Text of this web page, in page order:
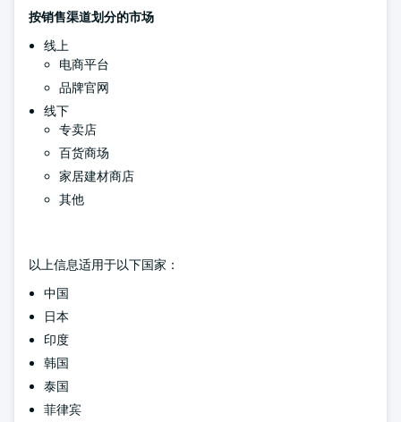
按销售渠道划分的市场
线上
电商平台
品牌官网
线下
专卖店
百货商场
家居建材商店
其他
以上信息适用于以下国家：
中国
日本
印度
韩国
泰国
菲律宾